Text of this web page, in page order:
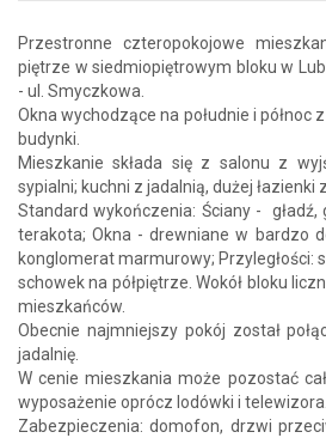
Przestronne czteropokojowe
piętrze w siedmiopiętrowym bloku w
- ul. Smyczkowa.
Okna wychodzące na południe i północ
budynki.
Mieszkanie składa się z salonu z
sypialni; kuchni z jadalnią, dużej łazienki
Standard wykończenia: Ściany - gładź,
terakota; Okna - drewniane w bardzo
konglomerat marmurowy; Przyległości:
schowek na półpiętrze. Wokół bloku
mieszkańców.
Obecnie najmniejszy pokój został
jadalnię.
W cenie mieszkania może pozostać
wyposażenie oprócz lodówki i telewizora.
Zabezpieczenia: domofon, drzwi